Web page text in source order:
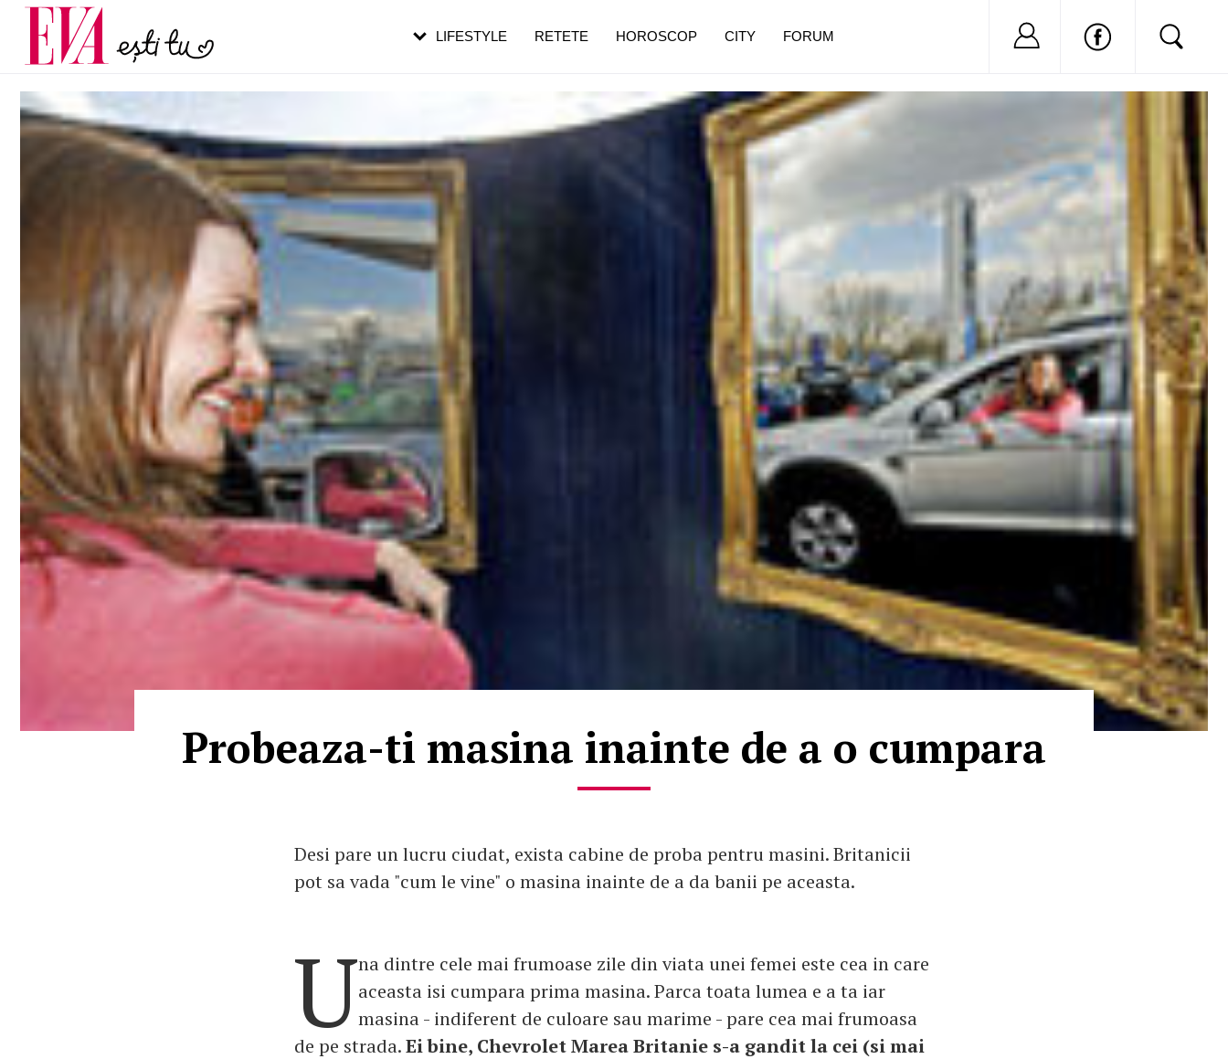
Probeaza-ti masina inainte de a o cumpara
Desi pare un lucru ciudat, exista cabine de proba pentru masini. Britanicii
pot sa vada "cum le vine" o masina inainte de a da banii pe aceasta.
Una dintre cele mai frumoase zile din viata unei femei este cea in care
aceasta isi cumpara prima masina. Parca toata lumea e a ta iar
masina - indiferent de culoare sau marime - pare cea mai frumoasa
de pe strada.Ei bine, Chevrolet Marea Britanie s-a gandit la cei (si mai
LIFESTYLE RETETE HOROSCOP CITY FORUM Nu ai cont?
Carieră
Actualitate
pe măsură ce înaintezi în vârstă